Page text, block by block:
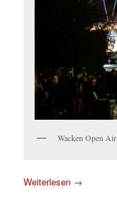
Wacken Open Air
Weiterlesen →